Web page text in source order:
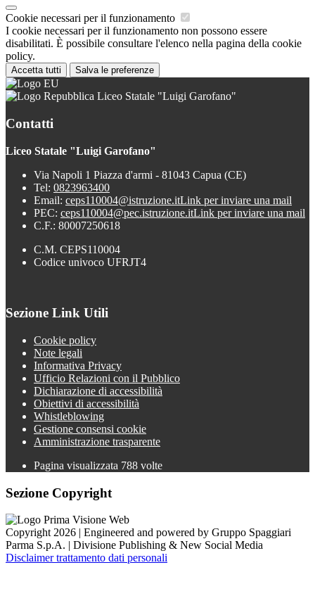
Cookie necessari per il funzionamento
I cookie necessari per il funzionamento non possono essere
disabilitati. È possibile consultare l'elenco nella pagina della cookie
policy.
Accetta tutti Salva le preferenze
Liceo Statale "Luigi Garofano"
Contatti
Liceo Statale "Luigi Garofano"
Via Napoli 1 Piazza d'armi - 81043 Capua (CE)
Tel: 0823963400
Email: ceps110004@istruzione.itLink per inviare una mail
PEC: ceps110004@pec.istruzione.itLink per inviare una mail
C.F.: 80007250618
C.M. CEPS110004
Codice univoco UFRJT4
Sezione Link Utili
Cookie policy
Note legali
Informativa Privacy
Ufficio Relazioni con il Pubblico
Dichiarazione di accessibilità
Obiettivi di accessibilità
Whistleblowing
Gestione consensi cookie
Amministrazione trasparente
Pagina visualizzata 788 volte
Sezione Copyright
Copyright 2026 | Engineered and powered by Gruppo Spaggiari
Parma S.p.A. | Divisione Publishing & New Social Media
Disclaimer trattamento dati personali